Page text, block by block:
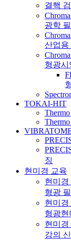
결핵
광학
산업용
형광시
TOKAI-HIT
징
현미경 교육
현미경
형광
현미경
형광현
현미경
강의